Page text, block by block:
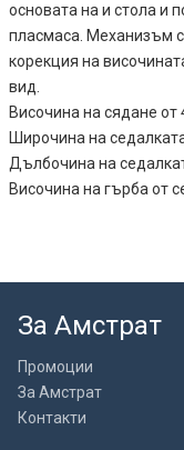
основата на и стола и
пласмаса. Механизъм с
корекция на
вид.
Височина на сядане от
Широчина на
Дълбочина на
Височина на гърба от
За Амстрат
Промоции
За Амстрат
Контакти